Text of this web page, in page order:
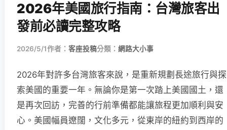
2026年美國旅行指南：台灣旅客出
發前必讀完整攻略
2026/5/1作者： 客座投稿分類： 網路大小事
2026年對許多台灣旅客來說，是重新規劃長途旅行與探
索美國的重要一年。無論你是第一次踏上美國國土，還
是再次回訪，完善的行前準備都能讓旅程更加順利與安
心。美國幅員遼闊，文化多元，從東岸的紐約到西岸的